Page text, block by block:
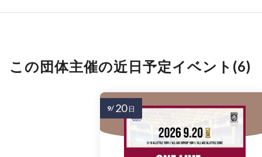
この団体主催の近日予定イベント(6)
9/ 20 日